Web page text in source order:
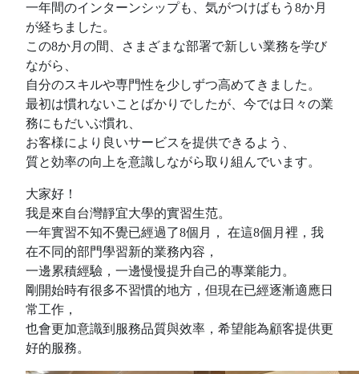
一年間のインターンシップも、気がつけばもう8か月
が経ちました。
この8か月の間、さまざまな部署で新しい業務を学び
ながら、
自分のスキルや専門性を少しずつ高めてきました。
最初は慣れないことばかりでしたが、今では日々の業
務にもだいぶ慣れ、
お客様により良いサービスを提供できるよう、
質と効率の向上を意識しながら取り組んでいます。
大家好！
我是來自台灣靜宜大學的實習生范。
一年實習不知不覺已經過了8個月， 在這8個月裡，我
在不同的部門學習新的業務內容，
一邊累積經驗，一邊慢慢提升自己的專業能力。
剛開始時有很多不習慣的地方，但現在已經逐漸適應日
常工作，
也會更加意識到服務品質與效率，希望能為顧客提供更
好的服務。